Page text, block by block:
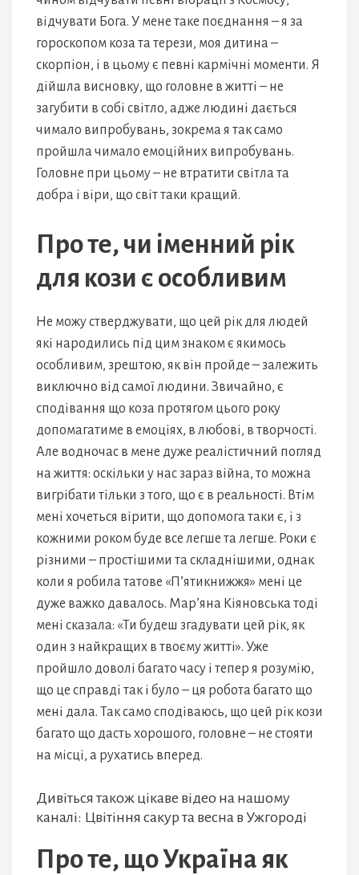
відчувати Бога. У мене таке поєднання – я за
гороскопом коза та терези, моя дитина –
скорпіон, і в цьому є певні кармічні моменти. Я
дійшла висновку, що головне в житті – не
загубити в собі світло, адже людині дається
чимало випробувань, зокрема я так само
пройшла чимало емоційних випробувань.
Головне при цьому – не втратити світла та
добра і віри, що світ таки кращий.
Про те, чи іменний рік
для кози є особливим
Не можу стверджувати, що цей рік для людей
які народились під цим знаком є якимось
особливим, зрештою, як він пройде – залежить
виключно від самої людини. Звичайно, є
сподівання що коза протягом цього року
допомагатиме в емоціях, в любові, в творчості.
Але водночас в мене дуже реалістичний погляд
на життя: оскільки у нас зараз війна, то можна
вигрібати тільки з того, що є в реальності. Втім
мені хочеться вірити, що допомога таки є, і з
кожними роком буде все легше та легше. Роки є
різними – простішими та складнішими, однак
коли я робила татове «П’ятикнижжя» мені це
дуже важко давалось. Мар’яна Кіяновська тоді
мені сказала: «Ти будеш згадувати цей рік, як
один з найкращих в твоєму житті». Уже
пройшло доволі багато часу і тепер я розумію,
що це справді так і було – ця робота багато що
мені дала. Так само сподіваюсь, що цей рік кози
багато що дасть хорошого, головне – не стояти
на місці, а рухатись вперед.
Дивіться також цікаве відео на нашому
каналі: Цвітіння сакур та весна в Ужгороді
Про те, що Україна як